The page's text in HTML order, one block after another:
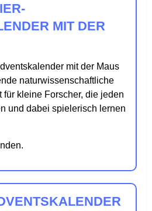
MIT DER
mit der Maus
naturwissenschaftliche
für kleine Forscher, die jeden
und dabei spielerisch lernen